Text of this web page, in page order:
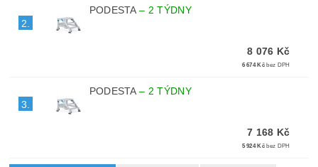
2.
PODESTA– 2 TÝDNY
8 076 Kč
6 674 Kč bez DPH
3.
PODESTA– 2 TÝDNY
7 168 Kč
5 924 Kč bez DPH